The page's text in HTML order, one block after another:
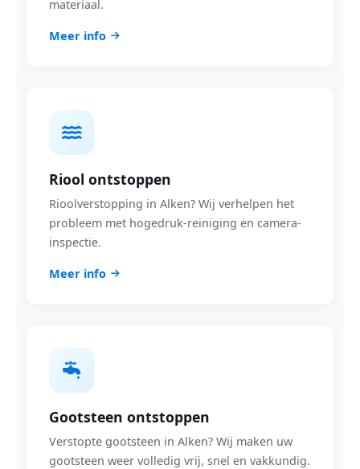
materiaal.
Meer info
Riool ontstoppen
Rioolverstopping in Alken? Wij verhelpen het
probleem met hogedruk-reiniging en camera-
inspectie.
Meer info
Gootsteen ontstoppen
Verstopte gootsteen in Alken? Wij maken uw
gootsteen weer volledig vrij, snel en vakkundig.